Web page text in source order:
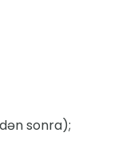
sonra);